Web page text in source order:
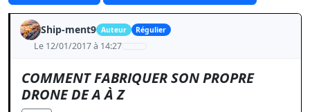
Ship-ment9 Auteur Régulier
Le 12/01/2017 à 14:27
COMMENT FABRIQUER SON PROPRE
DRONE DE A À Z